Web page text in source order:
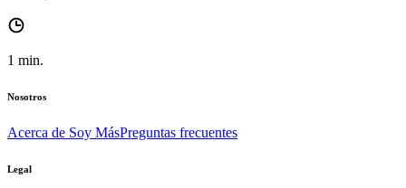
1 min.
Nosotros
Acerca de Soy MásPreguntas frecuentes
Legal